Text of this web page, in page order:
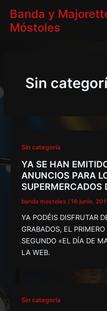
contenido
Banda y
Móstoles
Sin
Sin categoría
YA SE HAN
ANUNCIOS PARA
SUPERMERCADOS
banda mostoles/16 junio,
YA PODÉIS DISFRUTAR
GRABADOS, EL
SEGUNDO «EL DÍA DE
LA WEB.
Sin categoría
de
entradas